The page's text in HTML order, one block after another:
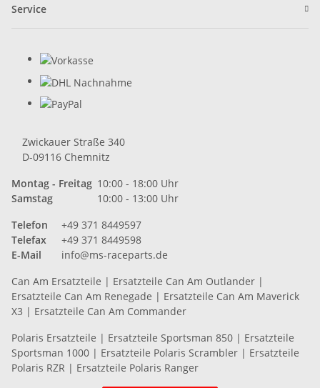
Service
Zwickauer Straße 340
D-09116 Chemnitz
Montag - Freitag 10:00 - 18:00 Uhr
Samstag
10:00 - 13:00 Uhr
Telefon
+49 371 8449597
Telefax
+49 371 8449598
E-Mail
info@ms-raceparts.de
Can Am Ersatzteile | Ersatzteile Can Am Outlander |
Ersatzteile Can Am Renegade | Ersatzteile Can Am Maverick
X3 | Ersatzteile Can Am Commander
Polaris Ersatzteile | Ersatzteile Sportsman 850 | Ersatzteile
Sportsman 1000 | Ersatzteile Polaris Scrambler | Ersatzteile
Polaris RZR | Ersatzteile Polaris Ranger